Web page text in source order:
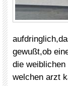
gewußt,ob
die
welchen arzt